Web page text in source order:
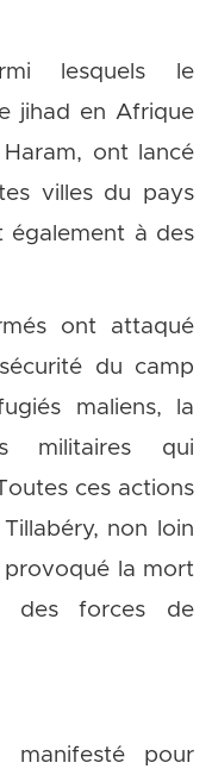
lesquels le
jihad en Afrique
ont lancé
villes du pays
également à des
ont attaqué
du camp
maliens, la
militaires qui
ces actions
non loin
provoqué la mort
des forces de
pour